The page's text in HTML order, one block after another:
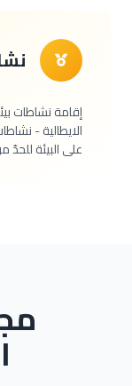
إقامة نشاطات
الايطالية -
على البيئة للحدّ